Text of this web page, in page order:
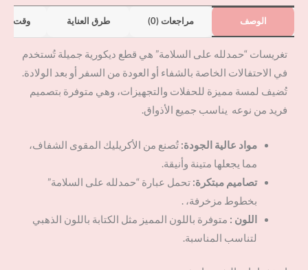
الوصف مراجعات (0) طرق العناية وقت
تغريسات “حمدلله على السلامة” هي قطع ديكورية جميلة تُستخدم
في الاحتفالات الخاصة بالشفاء أو العودة من السفر أو بعد الولادة.
تُضيف لمسة مميزة للحفلات والتجهيزات، وهي متوفرة بتصميم
فريد من نوعه يناسب جميع الأذواق.
مواد عالية الجودة: تُصنع من الأكريليك المقوى الشفاف،
مما يجعلها متينة وأنيقة.
تصاميم مبتكرة: تحمل عبارة “حمدلله على السلامة”
بخطوط مزخرفة، .
اللون : متوفرة باللون المميز مثل الكتابة باللون الذهبي
لتناسب المناسبة.